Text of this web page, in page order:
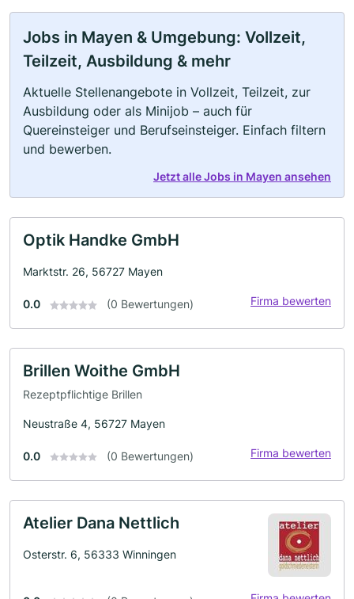
Jobs in Mayen & Umgebung: Vollzeit,
Teilzeit, Ausbildung & mehr
Aktuelle Stellenangebote in Vollzeit, Teilzeit, zur
Ausbildung oder als Minijob – auch für
Quereinsteiger und Berufseinsteiger. Einfach filtern
und bewerben.
Jetzt alle Jobs in Mayen ansehen
Optik Handke GmbH
Marktstr. 26, 56727 Mayen
0.0 (0 Bewertungen) Firma bewerten
Brillen Woithe GmbH
Rezeptpflichtige Brillen
Neustraße 4, 56727 Mayen
0.0 (0 Bewertungen) Firma bewerten
Atelier Dana Nettlich
Osterstr. 6, 56333 Winningen